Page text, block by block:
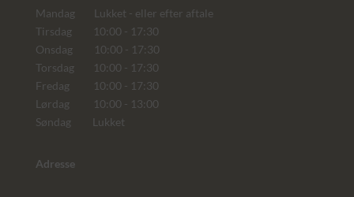
Mandag Lukket - eller efter aftale
Tirsdag 10:00 - 17:30
Onsdag 10:00 - 17:30
Torsdag 10:00 - 17:30
Fredag 10:00 - 17:30
Lørdag 10:00 - 13:00
Søndag Lukket
Adresse